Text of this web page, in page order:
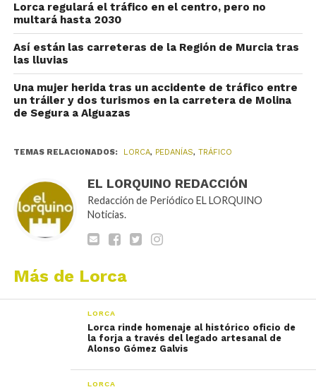
Lorca regulará el tráfico en el centro, pero no
multará hasta 2030
Así están las carreteras de la Región de Murcia tras
las lluvias
Una mujer herida tras un accidente de tráfico entre
un tráiler y dos turismos en la carretera de Molina
de Segura a Alguazas
TEMAS RELACIONADOS: LORCA, PEDANÍAS, TRÁFICO
EL LORQUINO REDACCIÓN
Redacción de Periódico EL LORQUINO
Noticias.
Más de Lorca
LORCA
Lorca rinde homenaje al histórico oficio de
la forja a través del legado artesanal de
Alonso Gómez Galvis
LORCA